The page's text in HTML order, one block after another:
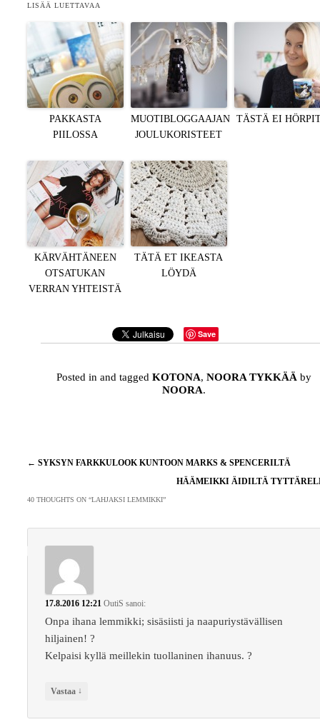
LISÄÄ LUETTAVAA
PAKKASTA
PIILOSSA
MUOTIBLOGGAAJAN
JOULUKORISTEET
TÄSTÄ EI
KÄRVÄHTÄNEEN
OTSATUKAN
VERRAN YHTEISTÄ
TÄTÄ ET IKEASTA
LÖYDÄ
Save
Posted in and tagged KOTONA, NOORA TYKKÄÄ by
NOORA.
Artikkelien
← SYKSYN FARKKULOOK KUNTOON MARKS & SPENCERILTÄ
HÄÄMEIKKI ÄIDILTÄ
40 THOUGHTS ON “LAHJAKSI LEMMIKKI”
17.8.2016 12:21 OutiS sanoi:
Onpa ihana lemmikki; sisäsiisti ja naapuriystävällisen
hiljainen! ?
Kelpaisi kyllä meillekin tuollaninen ihanuus. ?
Vastaa ↓